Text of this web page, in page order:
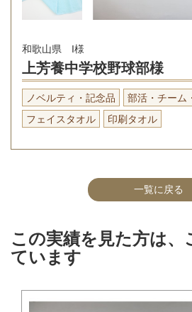
和歌山県 I様
上芳養中学校野球部様
ノベルティ・記念品
部活・チーム
フェイスタオル
印刷タオル
一覧に戻る
この実績を見た方は、
ています